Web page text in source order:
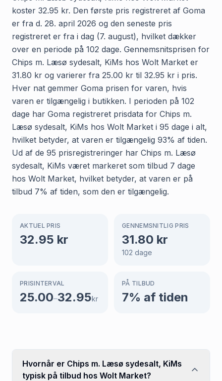
koster 32.95 kr. Den første pris registreret af Goma
er fra d. 28. april 2026 og den seneste pris
registreret er fra i dag (7. august), hvilket dækker
over en periode på 102 dage. Gennemsnitsprisen for
Chips m. Læsø sydesalt, KiMs hos Wolt Market er
31.80 kr og varierer fra 25.00 kr til 32.95 kr i pris.
Hver nat gemmer Goma prisen for varen, hvis
varen er tilgængelig i butikken. I perioden på 102
dage har Goma registreret prisdata for Chips m.
Læsø sydesalt, KiMs hos Wolt Market i 95 dage i alt,
hvilket betyder, at varen er tilgængelig 93% af tiden.
Ud af de 95 prisregistreringer har Chips m. Læsø
sydesalt, KiMs været markeret som tilbud 7 dage
hos Wolt Market, hvilket betyder, at varen er på
tilbud 7% af tiden, som den er tilgængelig.
AKTUEL PRIS
32.95 kr
GENNEMSNITLIG PRIS
31.80 kr
102 dage
PRISINTERVAL
25.00–32.95kr
PÅ TILBUD
7% af tiden
Hvornår er Chips m. Læsø sydesalt, KiMs
typisk på tilbud hos Wolt Market?